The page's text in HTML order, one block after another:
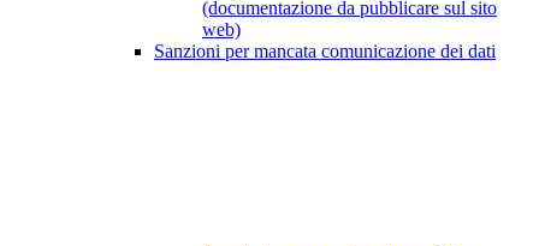
(documentazione da pubblicare sul sito
web)
Sanzioni per mancata comunicazione dei dati